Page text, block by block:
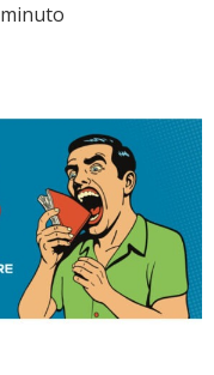
minuto